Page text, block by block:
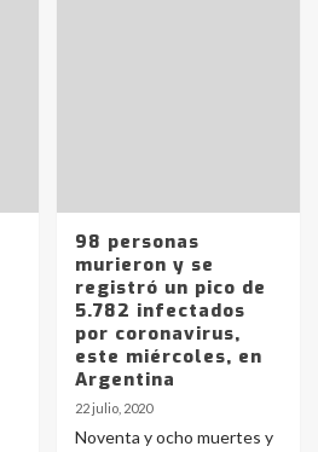
98 personas
murieron y se
registró un pico de
5.782 infectados
por coronavirus,
este miércoles, en
Argentina
22 julio, 2020
Noventa y ocho muertes y